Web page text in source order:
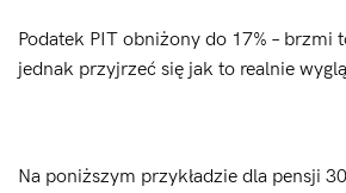
Podatek PIT obniżony do 17% – brzmi
jednak przyjrzeć się jak to realnie
Na poniższym przykładzie dla pensji